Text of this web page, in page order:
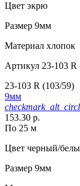
Цвет экрю
Размер 9мм
Материал хлопок
Артикул 23-103 R
23-103 R (103/59)
9мм
153.30 р.
По 25 м
Цвет черный/
Размер 9мм